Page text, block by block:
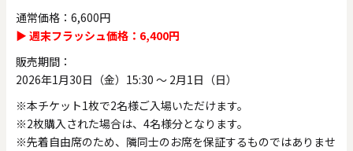
通常価格：6,600円
▶ 週末フラッシュ価格：6,400円
販売期間：
2026年1月30日（金）15:30 ～ 2月1日（日）
※本チケット1枚で2名様ご入場いただけます。
※2枚購入された場合は、4名様分となります。
※先着自由席のため、隣同士のお席を保証するものではありませ